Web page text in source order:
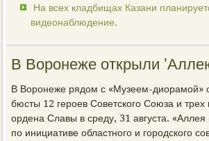
На всех кладбищах Казани
видеонаблюдение.
В Воронеже открыли
В Воронеже рядом с «Музеем-диорамой»
бюсты 12 героев Советского Союза и
ордена Славы в среду, 31 августа. «Аллея
по инициативе областного и городского